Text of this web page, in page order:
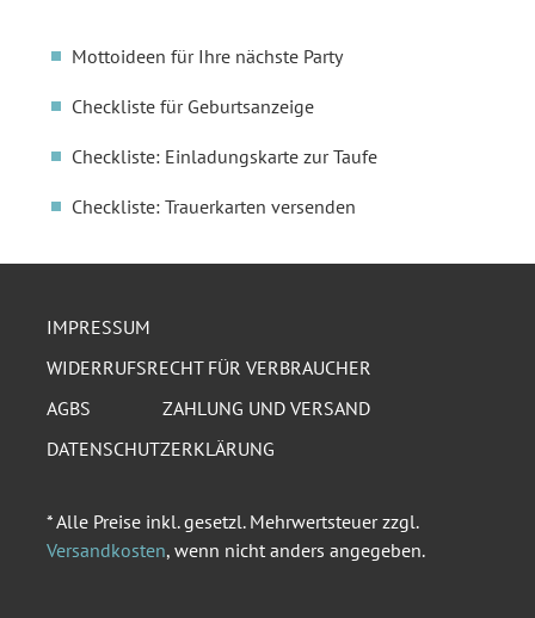
Mottoideen für Ihre nächste Party
Checkliste für Geburtsanzeige
Checkliste: Einladungskarte zur Taufe
Checkliste: Trauerkarten versenden
IMPRESSUM
WIDERRUFSRECHT FÜR VERBRAUCHER
AGBS
ZAHLUNG UND VERSAND
DATENSCHUTZERKLÄRUNG
* Alle Preise inkl. gesetzl. Mehrwertsteuer zzgl.
Versandkosten, wenn nicht anders angegeben.